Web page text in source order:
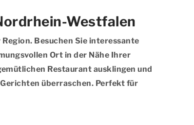
Westfalen
Besuchen Sie interessante
Ort in der Nähe Ihrer
Restaurant ausklingen und
überraschen. Perfekt für